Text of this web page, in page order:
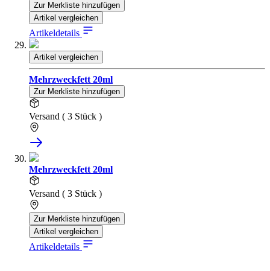
Zur Merkliste hinzufügen
Artikel vergleichen
Artikeldetails
Artikel vergleichen
Mehrzweckfett 20ml
Zur Merkliste hinzufügen
Versand ( 3 Stück )
Mehrzweckfett 20ml
Versand ( 3 Stück )
Zur Merkliste hinzufügen
Artikel vergleichen
Artikeldetails